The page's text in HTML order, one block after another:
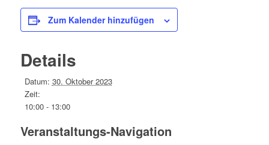
Zum Kalender hinzufügen
Details
Datum: 30. Oktober 2023
Zeit:
10:00 - 13:00
Veranstaltungs-Navigation